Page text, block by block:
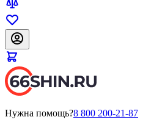
Нужна помощь?8 800 200-21-87